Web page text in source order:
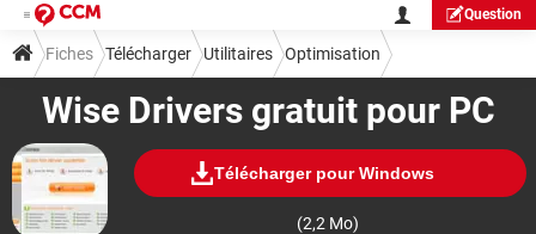
Question
Wise Drivers gratuit pour PC
Télécharger pour Windows
(2,2 Mo)
Fiches Télécharger Utilitaires Optimisation